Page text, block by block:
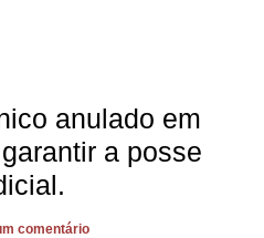
anulado em
a posse
comentário